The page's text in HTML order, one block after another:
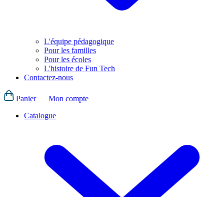
L'équipe pédagogique
Pour les familles
Pour les écoles
L'histoire de Fun Tech
Contactez-nous
Panier
Mon compte
Catalogue